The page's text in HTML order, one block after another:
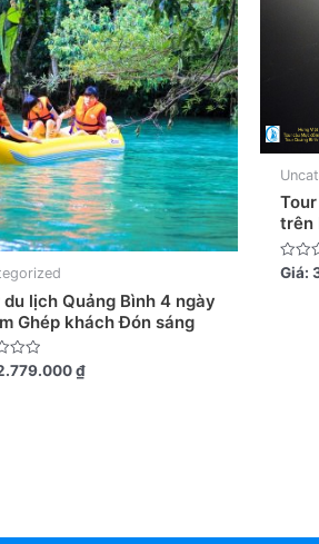
du lịch Quảng Bình 4 ngày
Ghép khách Đón sáng
₫
trên
Được
xếp
Giá: